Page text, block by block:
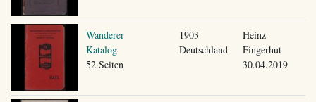
Wanderer
Katalog
52 Seiten
1903
Deutschland
Heinz
Fingerhut
30.04.2019